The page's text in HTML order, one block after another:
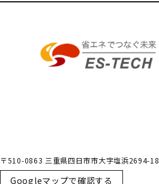
〒510-0863 三重県四日市市大字塩浜2694-18
Googleマップで確認する